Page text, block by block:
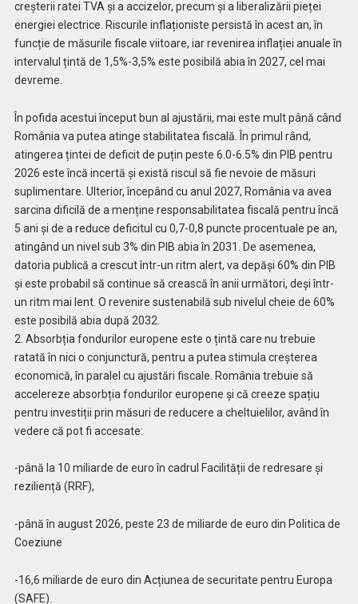
creșterii ratei TVA și a accizelor, precum și a liberalizării pieței
energiei electrice. Riscurile inflaționiste persistă în acest an, în
funcție de măsurile fiscale viitoare, iar revenirea inflației anuale în
intervalul țintă de 1,5%-3,5% este posibilă abia în 2027, cel mai
devreme.
În pofida acestui început bun al ajustării, mai este mult până când
România va putea atinge stabilitatea fiscală. În primul rând,
atingerea țintei de deficit de puțin peste 6.0-6.5% din PIB pentru
2026 este încă incertă și există riscul să fie nevoie de măsuri
suplimentare. Ulterior, începând cu anul 2027, România va avea
sarcina dificilă de a menține responsabilitatea fiscală pentru încă
5 ani și de a reduce deficitul cu 0,7-0,8 puncte procentuale pe an,
atingând un nivel sub 3% din PIB abia în 2031. De asemenea,
datoria publică a crescut într-un ritm alert, va depăși 60% din PIB
și este probabil să continue să crească în anii următori, deși într-
un ritm mai lent. O revenire sustenabilă sub nivelul cheie de 60%
este posibilă abia după 2032.
2. Absorbția fondurilor europene este o țintă care nu trebuie
ratată în nici o conjunctură, pentru a putea stimula creșterea
economică, în paralel cu ajustări fiscale. România trebuie să
accelereze absorbția fondurilor europene și că creeze spațiu
pentru investiții prin măsuri de reducere a cheltuielilor, având în
vedere că pot fi accesate:
-până la 10 miliarde de euro în cadrul Facilității de redresare și
reziliență (RRF),
-până în august 2026, peste 23 de miliarde de euro din Politica de
Coeziune
-16,6 miliarde de euro din Acțiunea de securitate pentru Europa
(SAFE).